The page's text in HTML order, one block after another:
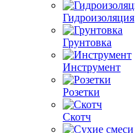
Гидроизоляция
Грунтовка
Инструмент
Розетки
Скотч